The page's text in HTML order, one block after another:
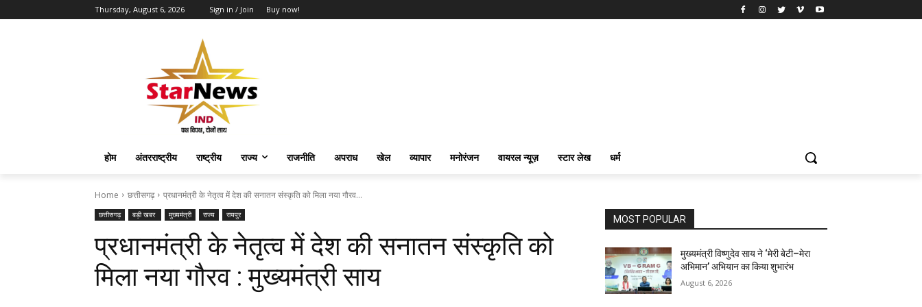
Thursday, August 6, 2026 Sign in / Join Buy now!
होम अंतरराष्ट्रीय राष्ट्रीय राज्य राजनीति अपराध खेल व्यापार मनोरंजन वायरल न्यूज़ स्टार लेख धर्म
Home छत्तीसगढ़ प्रधानमंत्री के नेतृत्व में देश की सनातन संस्कृति को मिला नया गौरव...
छत्तीसगढ़ बड़ी खबर मुख्यमंत्री राज्य रायपुर
प्रधानमंत्री के नेतृत्व में देश की सनातन संस्कृति को
मिला नया गौरव : मुख्यमंत्री साय
MOST POPULAR
मुख्यमंत्री विष्णुदेव साय ने ‘मेरी बेटी–मेरा
अभिमान’ अभियान का किया शुभारंभ
August 6, 2026